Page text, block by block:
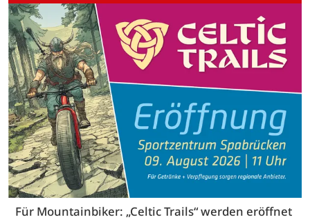
Für Mountainbiker: „Celtic Trails“ werden eröffnet